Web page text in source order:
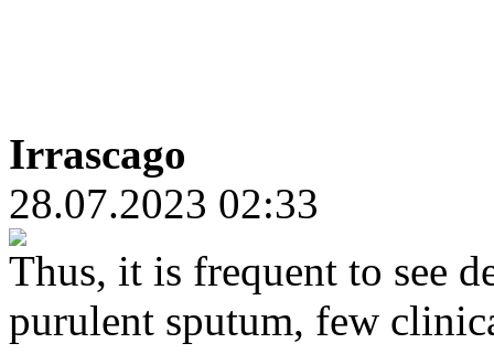
Irrascago
28.07.2023 02:33
Thus, it is frequent to see
purulent sputum, few